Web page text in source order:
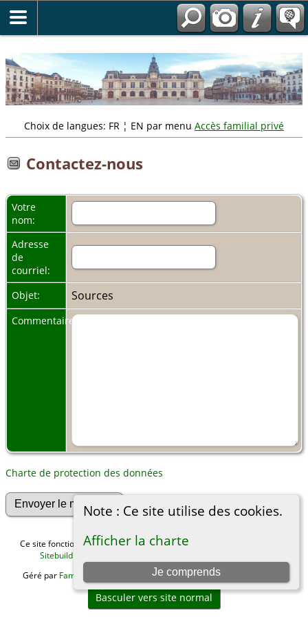
" />
Choix de langues: FR ¦ EN par menu Accès familial privé
Note : Ce site utilise des cookies.
Afficher la charte
Je comprends
Contactez-nous
Votre
nom:
Adresse
de
courriel:
Objet:
Sources
Commentaires:
Charte de protection des données
Ce site fonctionne grace au logicielThe Next Generation of Genealogy
Sitebuilding
Géré par Famille Achard-James . |Charte de protection des données
Basculer vers site normal